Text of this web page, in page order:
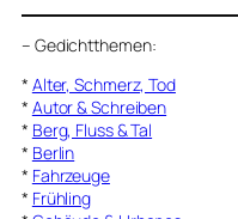
– Gedichtthemen:
* Alter, Schmerz, Tod
* Autor & Schreiben
* Berg, Fluss & Tal
* Berlin
* Fahrzeuge
* Frühling